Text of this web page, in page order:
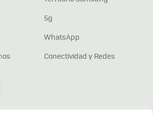
5g
WhatsApp
Conectividad y Redes